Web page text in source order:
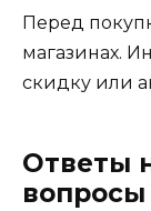
Перед
магазинах.
скидку или
Ответы
вопросы